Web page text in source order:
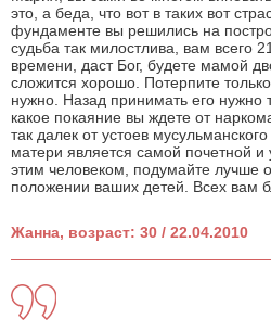
это, а беда, что вот в таких вот
фундаменте вы решились на
судьба так милостлива, вам всего
времени, даст Бог, будете мамой
сложится хорошо. Потерпите
нужно. Назад принимать его нужно
какое покаяние вы ждете от
так далек от устоев
матери является самой почетной
этим человеком, подумайте лучше
положении ваших детей. Всех вам
Жанна, возраст: 30 / 22.04.2010